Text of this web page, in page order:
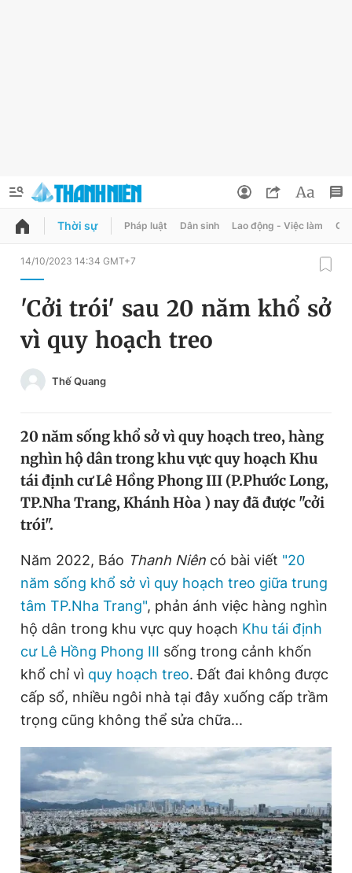
QUẢNG CÁO
Chuyên mục
Chuyên mục khác
Tin thị trường Tin 360
Video Magazine
Sản phẩm khác
Tiện ích Bạn cần biết
Thông tin tòa soạn Liên hệ quảng cáo
Đọc Thanh Niên trên điện thoại
Theo dõi báo trên
Đổi mật khẩu
Tin đã lưu
Tin đã xem
Đăng xuất
Thời sự Pháp luật Dân sinh Lao động - Việc làm
14/10/2023 14:34 GMT+7
'Cởi trói' sau 20 năm khổ sở
vì quy hoạch treo
Thế Quang
20 năm sống khổ sở vì quy hoạch treo, hàng
nghìn hộ dân trong khu vực quy hoạch Khu
tái định cư Lê Hồng Phong III (P.Phước Long,
TP.Nha Trang, Khánh Hòa ) nay đã được "cởi
trói".
Năm 2022, Báo Thanh Niên có bài viết "20
năm sống khổ sở vì quy hoạch treo giữa trung
tâm TP.Nha Trang", phản ánh việc hàng nghìn
hộ dân trong khu vực quy hoạch Khu tái định
cư Lê Hồng Phong III sống trong cảnh khốn
khổ chỉ vì quy hoạch treo. Đất đai không được
cấp sổ, nhiều ngôi nhà tại đây xuống cấp trầm
trọng cũng không thể sửa chữa...